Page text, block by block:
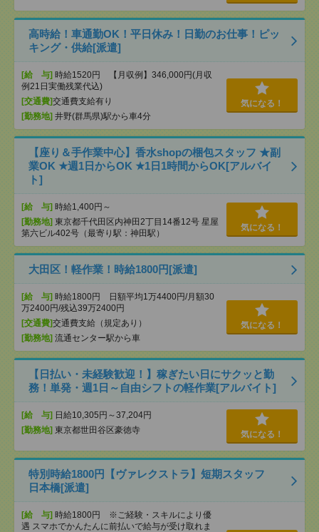
高時給！車通勤OK！平日休み！日勤のお仕事！ピッ
キング・供給[派遣]
[給 与] 時給1520円 【月収例】346,000円(月収
例21日実働残業代込)
[交通費]交通費支給有り
[勤務地] 井野(群馬県)駅から車4分
気になる！
【座り＆手作業中心】香水shopの梱包スタッフ ★副
業OK ★週1日からOK ★1日1時間からOK[アルバイ
ト]
[給 与] 時給1,400円～
[勤務地] 東京都千代田区内神田2丁目14番12号 星屋
第六ビル402号（最寄り駅：神田駅）
気になる！
大田区！軽作業！時給1800円[派遣]
[給 与] 時給1800円 日額平均1万4400円/月額30
万2400円/残込39万2400円
[交通費]交通費支給（規定あり）
[勤務地] 流通センター駅から車
気になる！
【日払い・未経験歓迎！】稼ぎたい日にサクッと勤
務！単発・週1日～自由シフトの軽作業[アルバイト]
[給 与] 日給10,305円～37,204円
[勤務地] 東京都世田谷区豪徳寺 気になる！
特別時給1800円【ヴァレクストラ】短期スタッフ
日本橋[派遣]
[給 与] 時給1800円 ※ご経験・スキルにより優
遇 スマホでかんたんに前払いで給与が受け取れま